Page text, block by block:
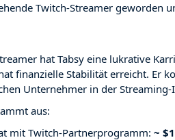
Twitch-Streamer geworden
hat Tabsy eine lukrative
finanzielle Stabilität erreicht. Er
Unternehmer in der Streaming-
aus:
mit Twitch-Partnerprogramm: ~